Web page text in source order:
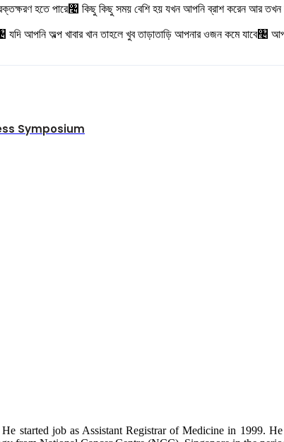
রক্তক্ষরণ হতে পারে৤ কিছু কিছু সময় বেশি হয় যখন আপনি ব্রাশ করেন আর
যদি আপনি অল্প খাবার খান তাহলে খুব তাড়াতাড়ি আপনার ওজন কমে যাবে৤
Symposium
started job as Assistant Registrar of Medicine in 1999.